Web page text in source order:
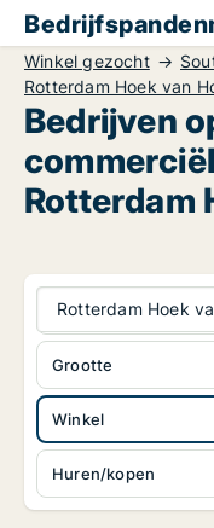
Winkel gezocht
Rotterdam Hoek van
Bedrijven
Rotterdam
Rotterdam Hoek
Winkel
Huren/kopen
Grootte